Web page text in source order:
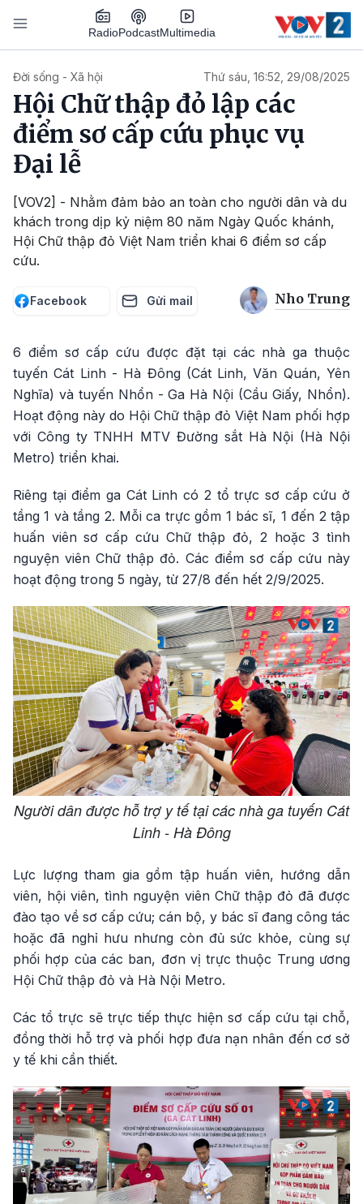
Nhảy đến nội dung
RadioPodcastMultimedia
Đời sống - Xã hội Thứ sáu, 16:52, 29/08/2025
Hội Chữ thập đỏ lập các
điểm sơ cấp cứu phục vụ
Đại lễ
[VOV2] - Nhằm đảm bảo an toàn cho người dân và du
khách trong dịp kỷ niệm 80 năm Ngày Quốc khánh,
Hội Chữ thập đỏ Việt Nam triển khai 6 điểm sơ cấp
cứu.
Facebook Gửi mail Nho Trung
6 điểm sơ cấp cứu được đặt tại các nhà ga thuộc
tuyến Cát Linh - Hà Đông (Cát Linh, Văn Quán, Yên
Nghĩa) và tuyến Nhổn - Ga Hà Nội (Cầu Giấy, Nhổn).
Hoạt động này do Hội Chữ thập đỏ Việt Nam phối hợp
với Công ty TNHH MTV Đường sắt Hà Nội (Hà Nội
Metro) triển khai.
Riêng tại điểm ga Cát Linh có 2 tổ trực sơ cấp cứu ở
tầng 1 và tầng 2. Mỗi ca trực gồm 1 bác sĩ, 1 đến 2 tập
huấn viên sơ cấp cứu Chữ thập đỏ, 2 hoặc 3 tình
nguyện viên Chữ thập đỏ. Các điểm sơ cấp cứu này
hoạt động trong 5 ngày, từ 27/8 đến hết 2/9/2025.
Người dân được hỗ trợ y tế tại các nhà ga tuyến Cát
Linh - Hà Đông
Lực lượng tham gia gồm tập huấn viên, hướng dẫn
viên, hội viên, tình nguyện viên Chữ thập đỏ đã được
đào tạo về sơ cấp cứu; cán bộ, y bác sĩ đang công tác
hoặc đã nghỉ hưu nhưng còn đủ sức khỏe, cùng sự
phối hợp của các ban, đơn vị trực thuộc Trung ương
Hội Chữ thập đỏ và Hà Nội Metro.
Các tổ trực sẽ trực tiếp thực hiện sơ cấp cứu tại chỗ,
đồng thời hỗ trợ và phối hợp đưa nạn nhân đến cơ sở
y tế khi cần thiết.